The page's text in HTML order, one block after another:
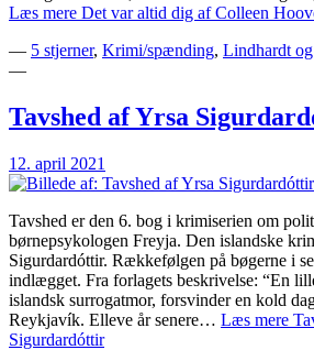
Læs mere Det var altid dig af Colleen
— 5 stjerner, Krimi/spænding, Lindhardt
—
Tavshed af Yrsa
12. april 2021
Tavshed er den 6. bog i krimiserien om
børnepsykologen Freyja. Den islandske
Sigurdardóttir. Rækkefølgen på bøgerne i
indlægget. Fra forlagets beskrivelse: “En
islandsk surrogatmor, forsvinder en kold
Reykjavík. Elleve år senere… Læs mere
Sigurdardóttir